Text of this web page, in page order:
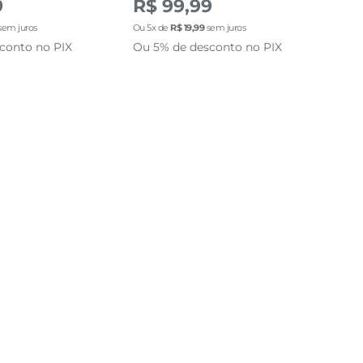
juros
no PIX
R$ 99,99
Ou5x de R$ 19,99sem juros
Ou 5% de desconto no PIX